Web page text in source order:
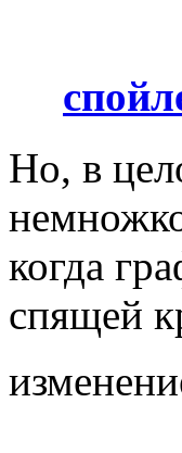
Но, в
когда
спящей